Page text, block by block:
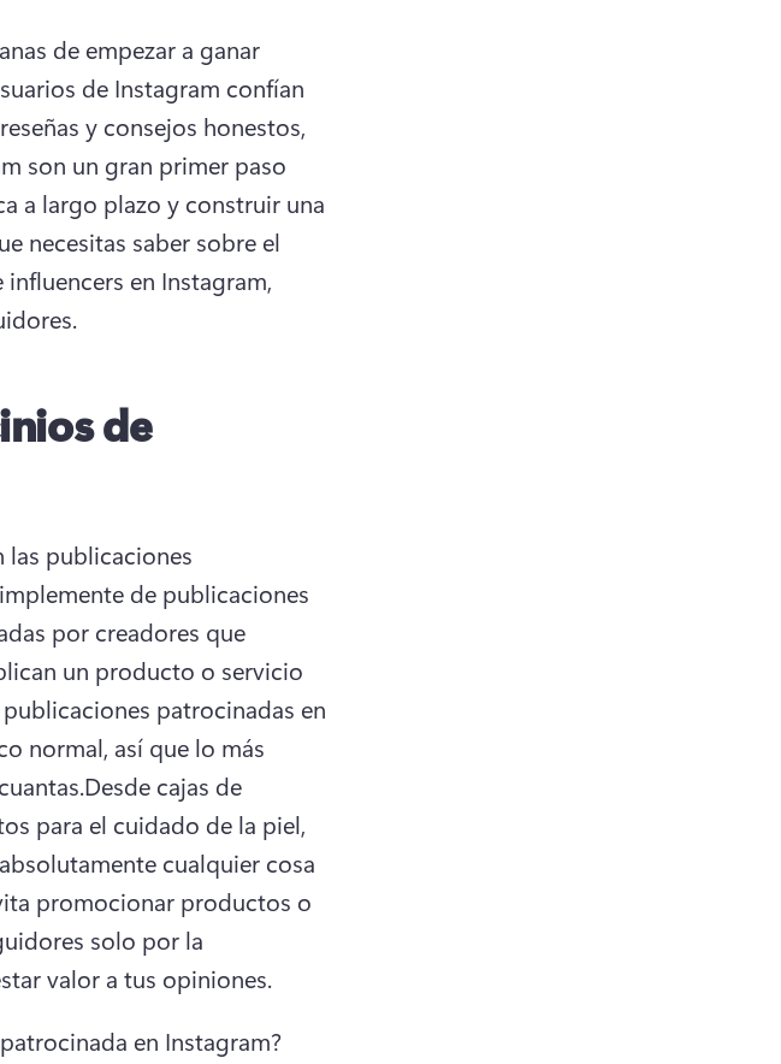
de empezar a ganar
de Instagram confían
y consejos honestos,
son un gran primer paso
a largo plazo y construir una
necesitas saber sobre el
en Instagram,
de
las publicaciones
de publicaciones
por creadores que
un producto o servicio
patrocinadas en
normal, así que lo más
Desde cajas de
para el cuidado de la piel,
cualquier cosa
promocionar productos o
solo por la
valor a tus opiniones.
en Instagram?